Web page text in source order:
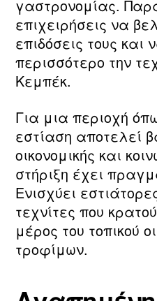
γαστρονομίας.
επιχειρήσεις να
επιδόσεις τους
περισσότερο την
Κεμπέκ.
Για μια περιοχή
εστίαση αποτελεί
οικονομικής και
στήριξη έχει
Ενισχύει
τεχνίτες που
μέρος του τοπικού
τροφίμων.